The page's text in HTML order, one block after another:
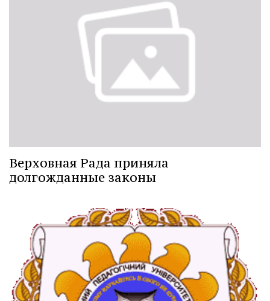
Верховная Рада приняла
долгожданные законы